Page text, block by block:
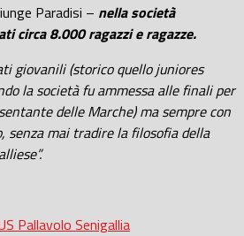
Paradisi – nella società
circa 8.000 ragazzi e ragazze.
giovanili (storico quello juniores
la società fu ammessa alle finali per
delle Marche) ma sempre con
senza mai tradire la filosofia della
Pallavolo Senigallia